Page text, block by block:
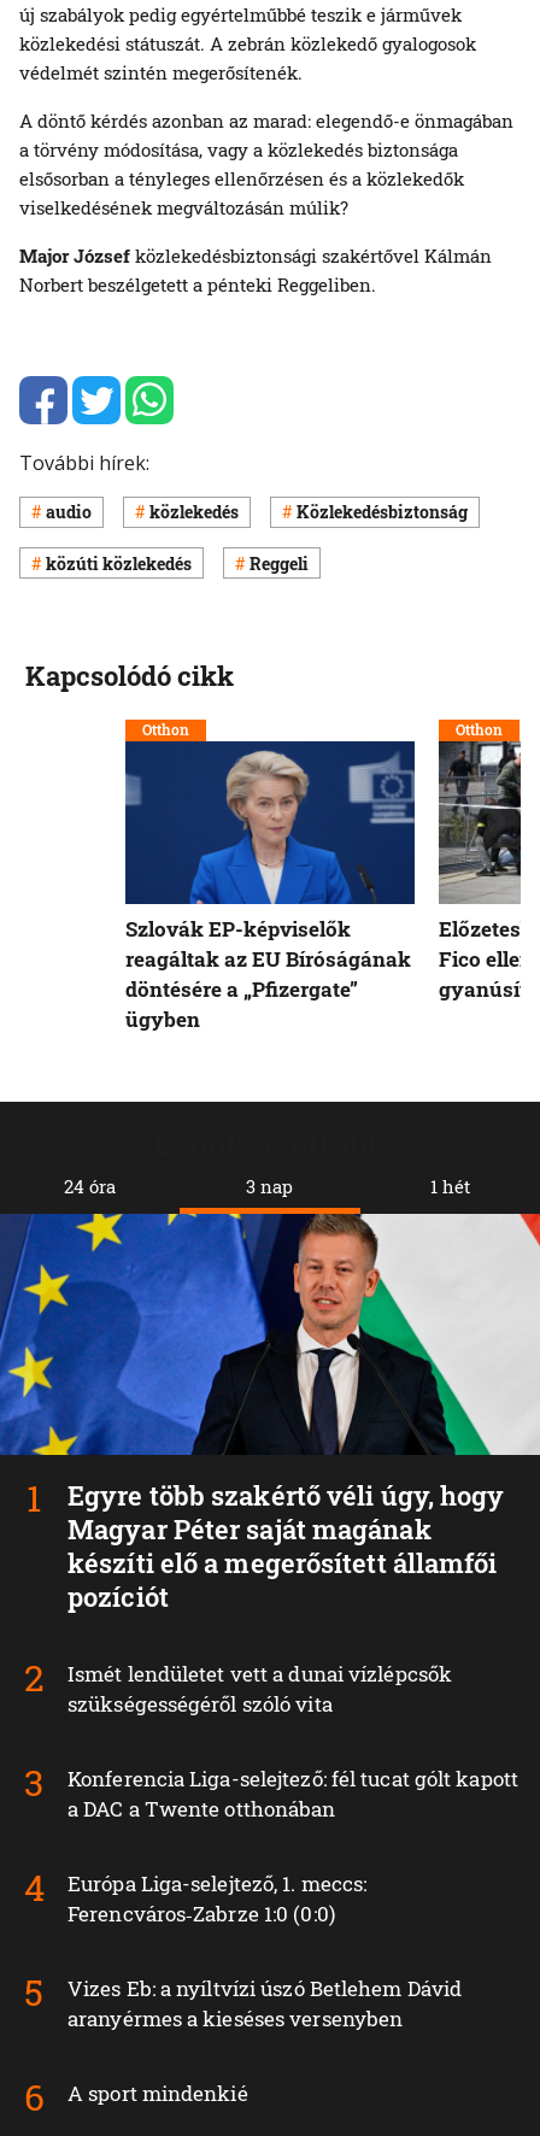
új szabályok pedig egyértelműbbé teszik e járművek
közlekedési státuszát. A zebrán közlekedő gyalogosok
védelmét szintén megerősítenék.
A döntő kérdés azonban az marad: elegendő-e önmagában
a törvény módosítása, vagy a közlekedés biztonsága
elsősorban a tényleges ellenőrzésen és a közlekedők
viselkedésének megváltozásán múlik?
Major József közlekedésbiztonsági szakértővel Kálmán
Norbert beszélgetett a pénteki Reggeliben.
További hírek:
audio közlekedés Közlekedésbiztonság
közúti közlekedés Reggeli
24 óra 3 nap
Egyre több szakértő véli úgy, hogy
Magyar Péter saját magának
készíti elő a megerősített államfői
pozíciót
Ismét lendületet vett a dunai vízlépcsők
szükségességéről szóló vita
Konferencia Liga-selejtező: fél tucat gólt kapott
a DAC a Twente otthonában
Európa Liga-selejtező, 1. meccs:
Ferencváros‑Zabrze 1:0 (0:0)
Vizes Eb: a nyíltvízi úszó Betlehem Dávid
aranyérmes a kieséses versenyben
A sport mindenkié
1 hét
Kapcsolódó cikk
Otthon
Szlovák EP-képviselők
reagáltak az EU Bíróságának
döntésére a „Pfizergate”
ügyben
Otthon
Fico